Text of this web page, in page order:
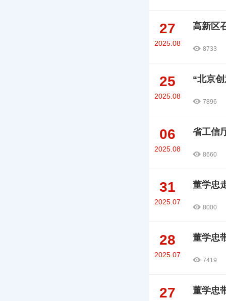
27
2025.08
高新区
8733
25
2025.08
“北京
7896
06
2025.08
省工信
8660
31
2025.07
董学忠
8000
28
2025.07
董学忠
7419
27 董学忠